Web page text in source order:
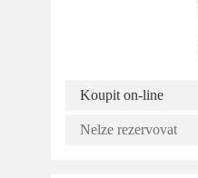
Koupit on-line
Nelze rezervovat